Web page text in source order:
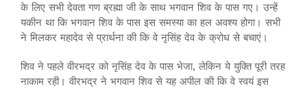
के लिए सभी देवता गण ब्रह्मा जी के साथ भगवान शिव के पास गए। उन्हें
यकीन था कि भगवान शिव के पास इस समस्या का हल अवश्य होगा। सभी
ने मिलकर महादेव से प्रार्थना की कि वे नृसिंह देव के क्रोध से बचाएं।
शिव ने पहले वीरभद्र को नृसिंह देव के पास भेजा, लेकिन ये युक्ति पूरी तरह
नाकाम रही। वीरभद्र ने भगवान शिव से यह अपील की कि वे स्वयं इस